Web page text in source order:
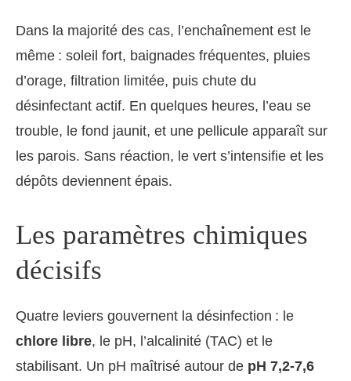
Dans la majorité des cas, l’enchaînement est le
même : soleil fort, baignades fréquentes, pluies
d’orage, filtration limitée, puis chute du
désinfectant actif. En quelques heures, l’eau se
trouble, le fond jaunit, et une pellicule apparaît sur
les parois. Sans réaction, le vert s’intensifie et les
dépôts deviennent épais.
Les paramètres chimiques
décisifs
Quatre leviers gouvernent la désinfection : le
chlore libre, le pH, l’alcalinité (TAC) et le
stabilisant. Un pH maîtrisé autour de pH 7,2‑7,6